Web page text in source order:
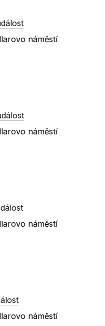
náměstí
náměstí
náměstí
náměstí